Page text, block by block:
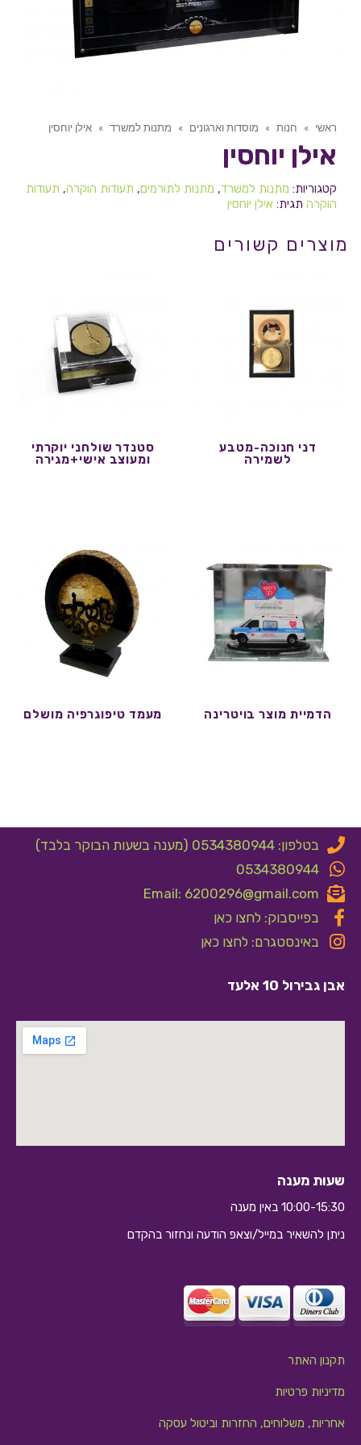
ראשי » חנות » מוסדות וארגונים » מתנות למשרד » אילן יוחסין
אילן יוחסין
קטגוריות: מתנות למשרד, מתנות לתורמים, תעודות הוקרה, תעודות
הוקרה תגית: אילן יוחסין
מוצרים קשורים
דני חנוכה-מטבע
לשמירה
סטנדר שולחני יוקרתי
ומעוצב אישי+מגירה
הדמיית מוצר בויטרינה מעמד טיפוגרפיה מושלם
בטלפון: 0534380944 (מענה בשעות הבוקר בלבד)
0534380944
Email: 6200296@gmail.com
בפייסבוק: לחצו כאן
באינסטגרם: לחצו כאן
אבן גבירול 10 אלעד
שעות מענה
10:00-15:30 באין מענה
ניתן להשאיר במייל/וצאפ הודעה ונחזור בהקדם
תקנון האתר
מדיניות פרטיות
אחריות, משלוחים, החזרות וביטול עסקה